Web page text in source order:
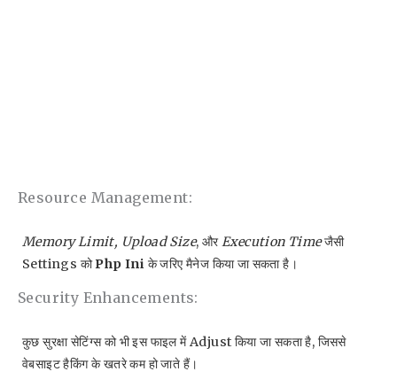
Resource Management:
Memory Limit, Upload Size, औरExecution Timeजैसी
Settings कोPhp Ini के जरिए मैनेज किया जा सकता है।
Security Enhancements:
कुछ सुरक्षा सेटिंग्स को भी इस फाइल में Adjust किया जा सकता है, जिससे
वेबसाइट हैकिंग के खतरे कम हो जाते हैं।